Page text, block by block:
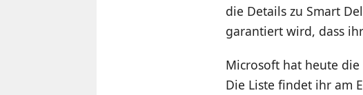
die Details zu Smart
garantiert wird, dass
Microsoft hat heute
Die Liste findet ihr am